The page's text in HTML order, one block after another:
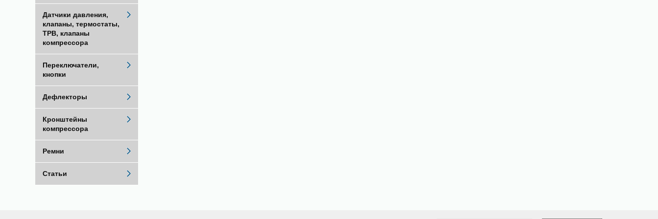
Датчики давления,
клапаны, термостаты,
ТРВ, клапаны
компрессора
Переключатели,
кнопки
Дефлекторы
Кронштейны
компрессора
Ремни
Статьи